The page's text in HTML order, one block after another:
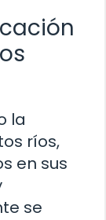
la
ríos,
en sus
se